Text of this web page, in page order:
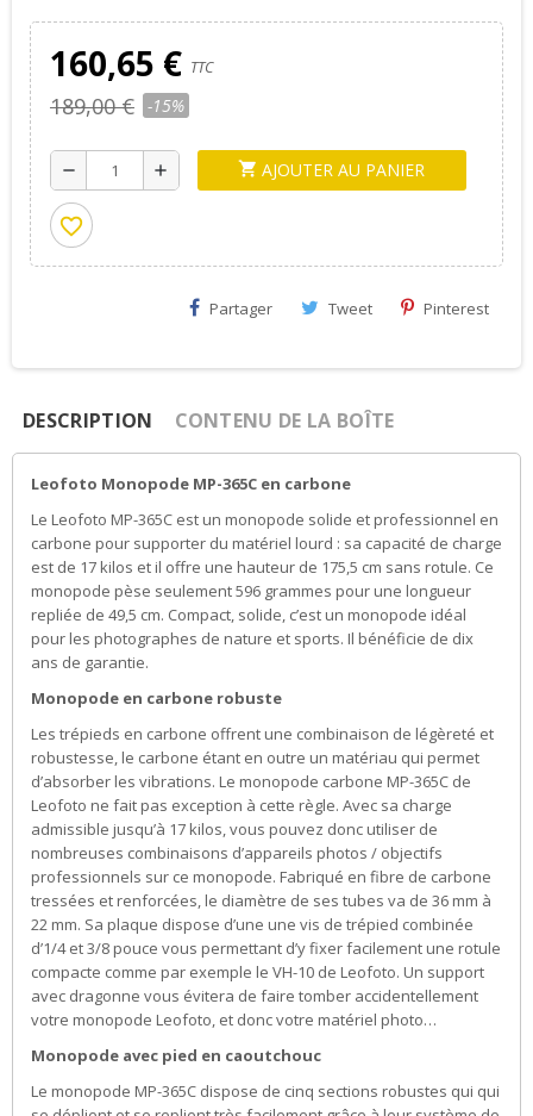
160,65 € TTC
189,00 € -15%
remove add shopping_cart AJOUTER AU PANIER
favorite_border
Partager Tweet Pinterest
DESCRIPTION CONTENU DE LA BOÎTE
Leofoto Monopode MP-365C en carbone
Le Leofoto MP-365C est un monopode solide et professionnel en
carbone pour supporter du matériel lourd : sa capacité de charge
est de 17 kilos et il offre une hauteur de 175,5 cm sans rotule. Ce
monopode pèse seulement 596 grammes pour une longueur
repliée de 49,5 cm. Compact, solide, c’est un monopode idéal
pour les photographes de nature et sports. Il bénéficie de dix
ans de garantie.
Monopode en carbone robuste
Les trépieds en carbone offrent une combinaison de légèreté et
robustesse, le carbone étant en outre un matériau qui permet
d’absorber les vibrations. Le monopode carbone MP-365C de
Leofoto ne fait pas exception à cette règle. Avec sa charge
admissible jusqu’à 17 kilos, vous pouvez donc utiliser de
nombreuses combinaisons d’appareils photos / objectifs
professionnels sur ce monopode. Fabriqué en fibre de carbone
tressées et renforcées, le diamètre de ses tubes va de 36 mm à
22 mm. Sa plaque dispose d’une une vis de trépied combinée
d’1/4 et 3/8 pouce vous permettant d’y fixer facilement une rotule
compacte comme par exemple le VH-10 de Leofoto. Un support
avec dragonne vous évitera de faire tomber accidentellement
votre monopode Leofoto, et donc votre matériel photo…
Monopode avec pied en caoutchouc
Le monopode MP-365C dispose de cinq sections robustes qui qui